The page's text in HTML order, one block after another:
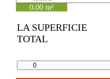
0.00 m²
LA SUPERFICIE
TOTAL